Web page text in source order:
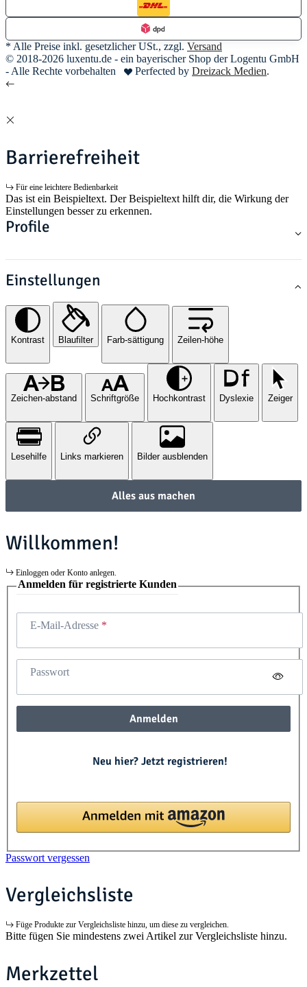
* Alle Preise inkl. gesetzlicher USt., zzgl. Versand
© 2018-2026 luxentu.de - ein bayerischer Shop der Logentu GmbH
- Alle Rechte vorbehalten
Perfected by Dreizack Medien.
Barrierefreiheit
Für eine leichtere Bedienbarkeit
Das ist ein Beispieltext. Der Beispieltext hilft dir, die Wirkung der
Einstellungen besser zu erkennen.
Profile
Einstellungen
Kontrast Blaufilter Farb-sättigung Zeilen-höhe
Zeichen-abstand Schriftgröße Hochkontrast Dyslexie Zeiger
Lesehilfe Links markieren Bilder ausblenden
Alles aus machen
Willkommen!
Einloggen oder Konto anlegen.
Anmelden für registrierte Kunden
E-Mail-Adresse
Passwort
Anmelden
Neu hier? Jetzt registrieren!
Passwort vergessen
Vergleichsliste
Füge Produkte zur Vergleichsliste hinzu, um diese zu vergleichen.
Bitte fügen Sie mindestens zwei Artikel zur Vergleichsliste hinzu.
Merkzettel